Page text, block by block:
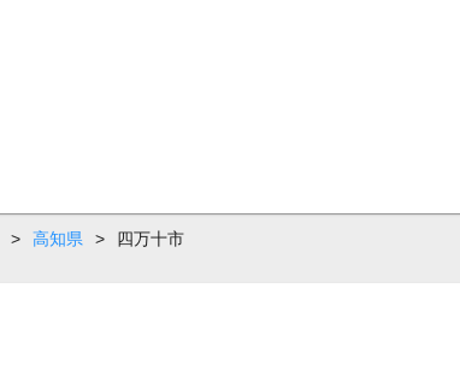
> 高知県 > 四万十市